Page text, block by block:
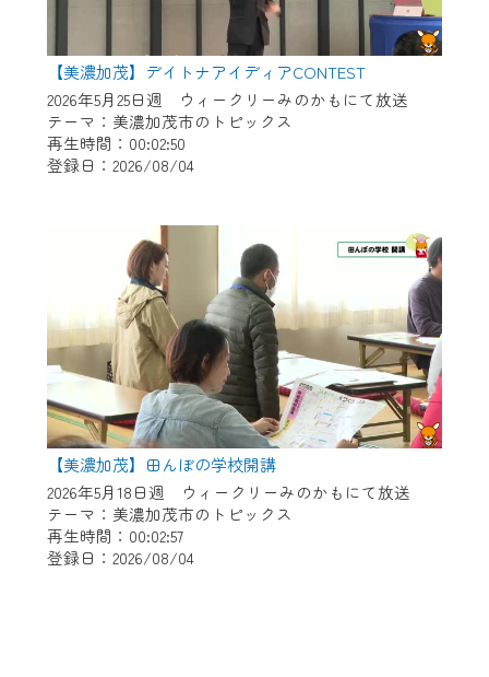
【美濃加茂】デイトナアイディアCONTEST
2026年5月25日週 ウィークリーみのかもにて放送
テーマ：美濃加茂市のトピックス
再生時間：00:02:50
登録日：2026/08/04
【美濃加茂】田んぼの学校開講
2026年5月18日週 ウィークリーみのかもにて放送
テーマ：美濃加茂市のトピックス
再生時間：00:02:57
登録日：2026/08/04